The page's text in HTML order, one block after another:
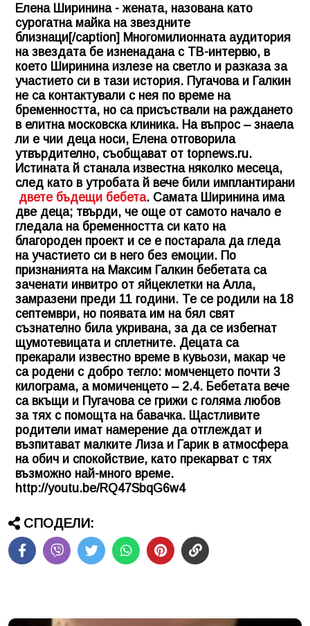
Елена Ширинина - жената, назована като
сурогатна майка на звездните
близнаци[/caption] Многомилионната аудитория
на звездата бе изненадана с ТВ-интервю, в
което Ширинина излезе на светло и разказа за
участието си в тази история. Пугачова и Галкин
не са контактували с нея по време на
бременността, но са присъствали на раждането
в елитна московска клиника. На въпрос – знаела
ли е чии деца носи, Елена отговорила
утвърдително, съобщават от topnews.ru.
Истината й станала известна няколко месеца,
след като в утробата й вече били имплантирани
двете бъдещи бебета. Самата Ширинина има
две деца; твърди, че още от самото начало е
гледала на бременността си като на
благороден проект и се е постарала да гледа
на участието си в него без емоции. По
признанията на Максим Галкин бебетата са
заченати инвитро от яйцеклетки на Алла,
замразени преди 11 години. Те се родили на 18
септември, но появата им на бял свят
съзнателно била укривана, за да се избегнат
щумотевицата и сплетните. Децата са
прекарали известно време в кувьози, макар че
са родени с добро тегло: момченцето почти 3
килограма, а момиченцето – 2.4. Бебетата вече
са вкъщи и Пугачова се грижи с голяма любов
за тях с помощта на бавачка. Щастливите
родители имат намерение да отглеждат и
възпитават малките Лиза и Гарик в атмосфера
на обич и спокойствие, като прекарват с тях
възможно най-много време.
http://youtu.be/RQ47SbqG6w4
СПОДЕЛИ: